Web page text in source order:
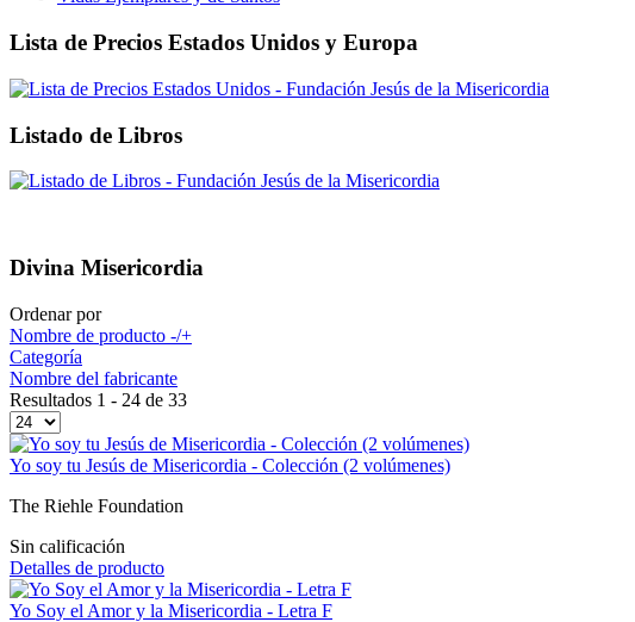
Lista de Precios Estados Unidos y Europa
Listado de Libros
Divina Misericordia
Ordenar por
Nombre de producto -/+
Categoría
Nombre del fabricante
Resultados 1 - 24 de 33
Yo soy tu Jesús de Misericordia - Colección (2 volúmenes)
The Riehle Foundation
Sin calificación
Detalles de producto
Yo Soy el Amor y la Misericordia - Letra F